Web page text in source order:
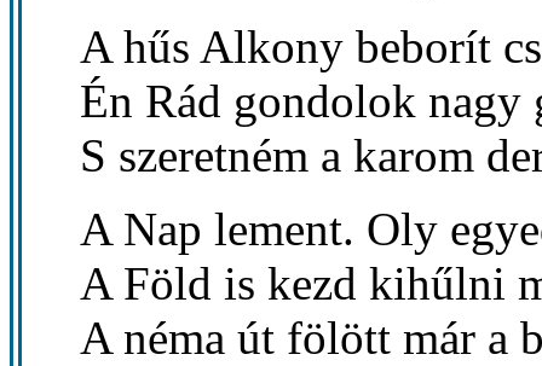
A hűs Alkony beborít
Én Rád gondolok nagy
S szeretném a karom
A Nap lement. Oly
A Föld is kezd kihűlni
A néma út fölött már a